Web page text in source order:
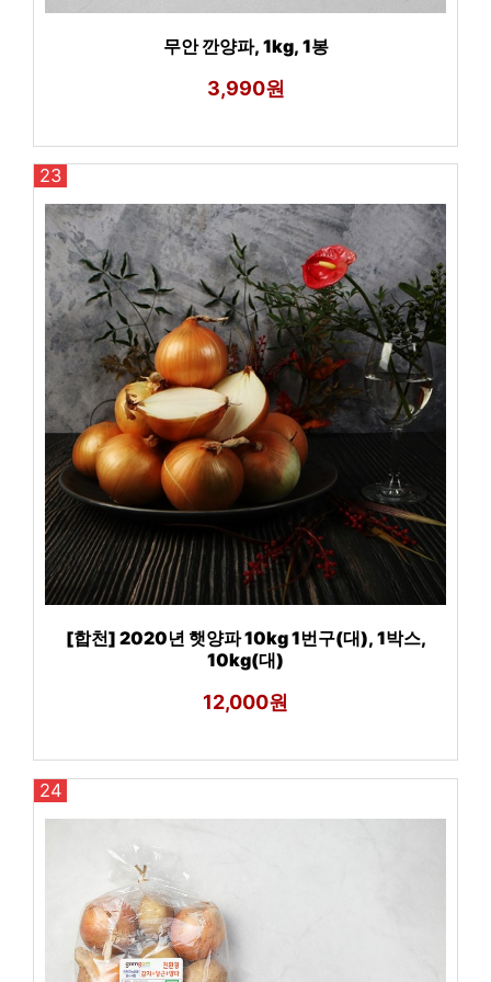
무안 깐양파, 1kg, 1봉
3,990원
23
[합천] 2020년 햇양파 10kg 1번구(대), 1박스,
10kg(대)
12,000원
24